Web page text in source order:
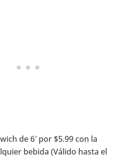
de 6′ por $5.99 con la
bebida (Válido hasta el